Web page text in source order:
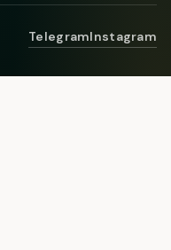
TelegramInstagram